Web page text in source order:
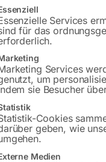
eine Liste der Service-
Services
für das
Services
um
sie Besucher
Cookies
geben, wie
Medien